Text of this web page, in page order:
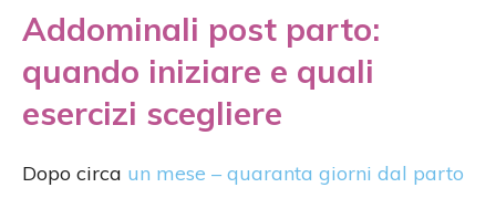
Addominali post parto:
quando iniziare e quali
esercizi scegliere
Dopo circa un mese – quaranta giorni dal parto